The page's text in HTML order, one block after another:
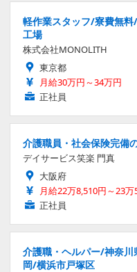
軽作業スタッフ/寮費無
工場
株式会社MONOLITH
東京都
月給30万円～34万円
正社員
介護職員・社会保険完備
デイサービス笑楽 門真
大阪府
月給22万8,510円～23万
正社員
介護職・ヘルパー/神奈
岡/横浜市戸塚区